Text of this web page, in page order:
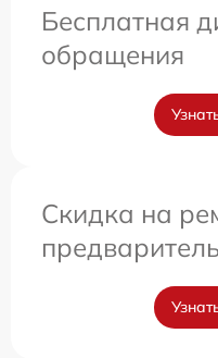
Бесплатная
обращения
Скидка на